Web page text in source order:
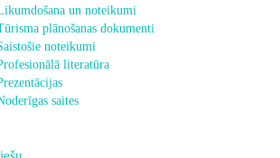
un noteikumi
plānošanas dokumenti
noteikumi
literatūra
saites